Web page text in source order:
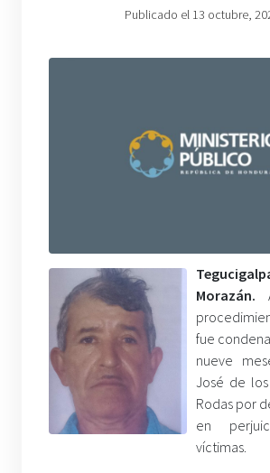
Publicado el 13 octubre,
Morazán.
fue
nueve
José de
Rodas por
en
víctimas.